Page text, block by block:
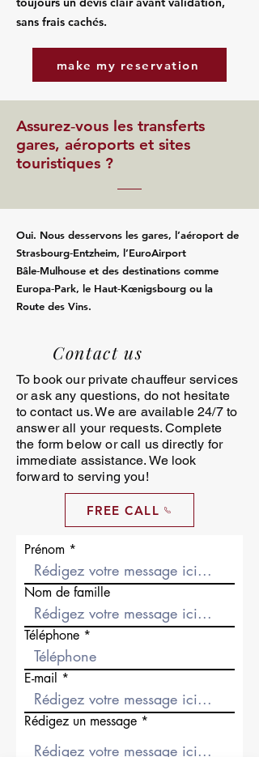
sans frais cachés.
make my reservation
Assurez‑vous les transferts
gares, aéroports et sites
touristiques ?
Oui. Nous desservons les gares, l’aéroport de
Strasbourg‑Entzheim, l’EuroAirport
Bâle‑Mulhouse et des destinations comme
Europa‑Park, le Haut‑Kœnigsbourg ou la
Route des Vins.
Contact us
To book our private chauffeur services
or ask any questions, do not hesitate
to contact us. We are available 24/7 to
answer all your requests. Complete
the form below or call us directly for
immediate assistance. We look
forward to serving you!
FREE CALL
Prénom
Nom de famille
Téléphone
E-mail
Rédigez un message